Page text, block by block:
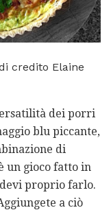
credito Elaine
dei porri
blu piccante,
di
un gioco fatto in
proprio farlo.
a ciò